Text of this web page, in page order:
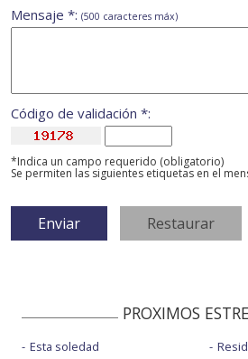
Mensaje *: (500 caracteres máx)
Código de validación *:
*Indica un campo requerido (obligatorio)
Se permiten las siguientes etiquetas en el
PROXIMOS
Esta soledad